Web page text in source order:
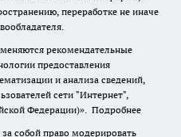
переработке не иначе
рекомендательные
предоставления
и анализа сведений,
сети "Интернет",
Федерации)». Подробнее
собой право модерировать